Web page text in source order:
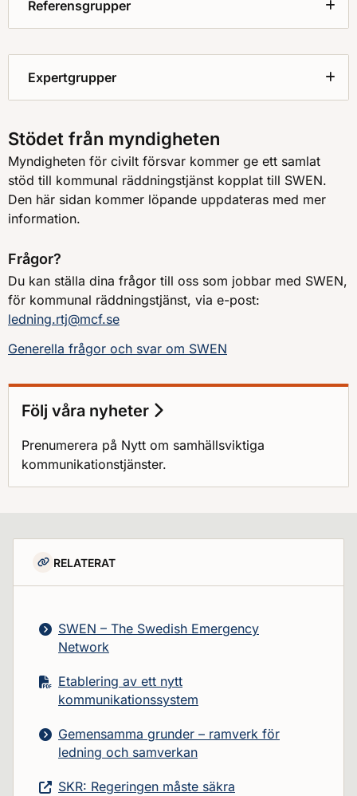
Referensgrupper
Expertgrupper
Stödet från myndigheten
Myndigheten för civilt försvar kommer ge ett samlat
stöd till kommunal räddningstjänst kopplat till SWEN.
Den här sidan kommer löpande uppdateras med mer
information.
Frågor?
Du kan ställa dina frågor till oss som jobbar med SWEN,
för kommunal räddningstjänst, via e-post:
ledning.rtj@mcf.se
Generella frågor och svar om SWEN
Följ våra nyheter
Prenumerera på Nytt om samhällsviktiga
kommunikationstjänster.
RELATERAT
SWEN – The Swedish Emergency
Network
Etablering av ett nytt
kommunikationssystem
Gemensamma grunder – ramverk för
ledning och samverkan
SKR: Regeringen måste säkra